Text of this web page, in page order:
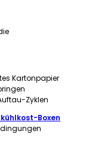
Kartonpapier
Zyklen
Boxen